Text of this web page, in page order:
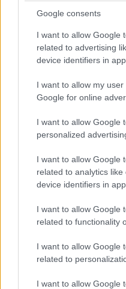
Google consents
I want to allow Google
related to advertising
device identifiers in
I want to allow my
Google for online
I want to allow Google
personalized
I want to allow Google
related to analytics
device identifiers in
I want to allow Google
related to functionality
I want to allow Google
related to
I want to allow Google
Οι 5 ασκήσεις που
με δύναμη και